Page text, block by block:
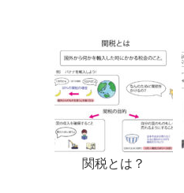
関税とは？